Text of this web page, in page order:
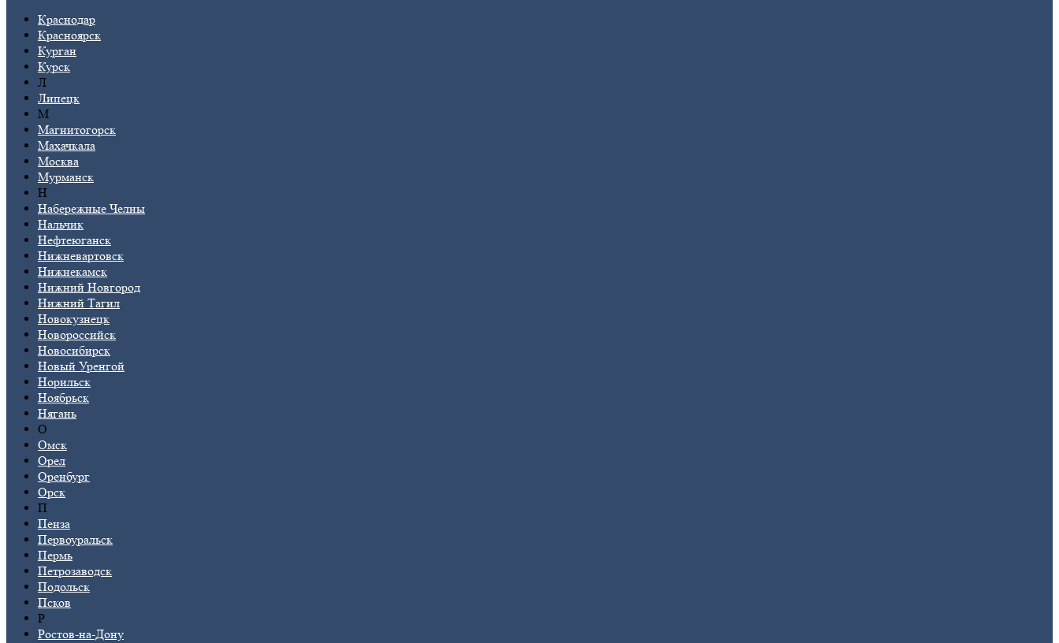
Краснодар
Красноярск
Курган
Курск
Л
Липецк
М
Магнитогорск
Махачкала
Москва
Мурманск
Н
Набережные Челны
Нальчик
Нефтеюганск
Нижневартовск
Нижнекамск
Нижний Новгород
Нижний Тагил
Новокузнецк
Новороссийск
Новосибирск
Новый Уренгой
Норильск
Ноябрьск
Нягань
О
Омск
Орел
Оренбург
Орск
П
Пенза
Первоуральск
Пермь
Петрозаводск
Подольск
Псков
Р
Ростов-на-Дону